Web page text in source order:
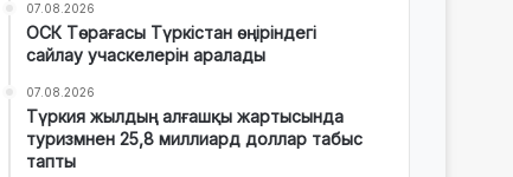
07.08.2026
ОСК Төрағасы Түркістан өңіріндегі
сайлау учаскелерін аралады
07.08.2026
Түркия жылдың алғашқы жартысында
туризмнен 25,8 миллиард доллар табыс
тапты